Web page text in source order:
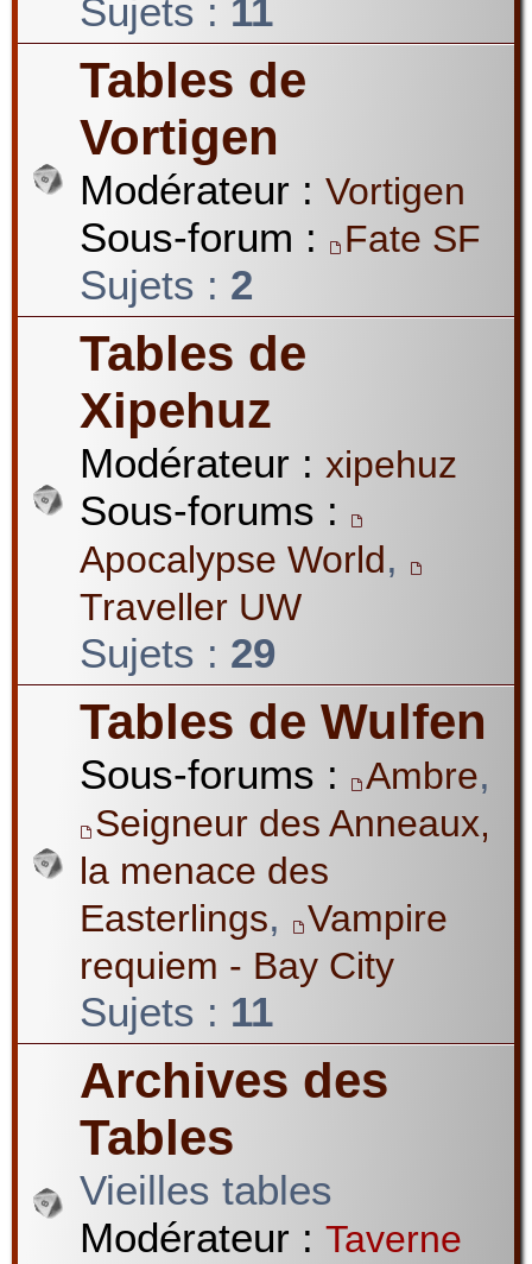
Sujets : 11
Tables de
Vortigen
Modérateur : Vortigen
Sous-forum : Fate SF
Sujets : 2
Tables de
Xipehuz
Modérateur : xipehuz
Sous-forums :
Apocalypse World,
Traveller UW
Sujets : 29
Tables de Wulfen
Sous-forums : Ambre,
Seigneur des Anneaux,
la menace des
Easterlings,
Vampire
requiem - Bay City
Sujets : 11
Archives des
Tables
Vieilles tables
Modérateur : Taverne